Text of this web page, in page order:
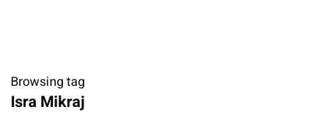
Browsing tag
Isra Mikraj